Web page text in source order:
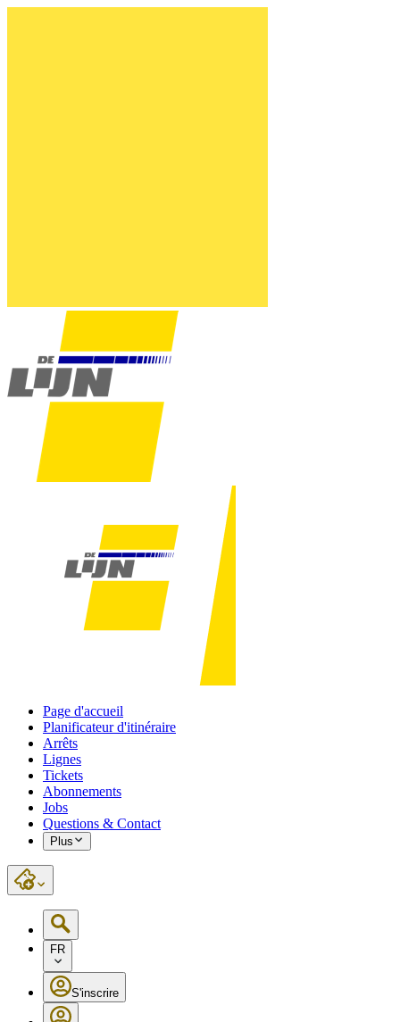
Page d'accueil
Planificateur d'itinéraire
Arrêts
Lignes
Tickets
Abonnements
Jobs
Questions & Contact
Plus
FR
S'inscrire